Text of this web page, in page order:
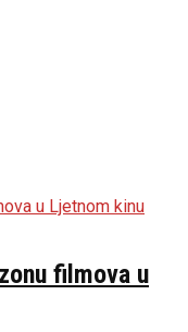
filmova u